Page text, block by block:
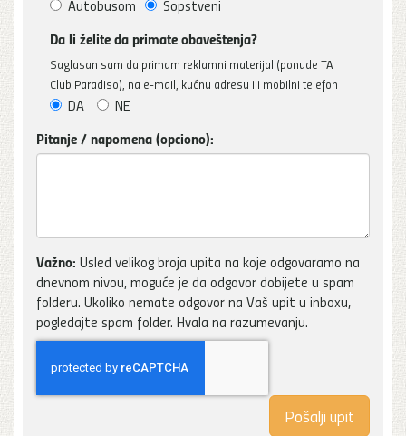
Autobusom Sopstveni
Da li želite da primate obaveštenja?
Saglasan sam da primam reklamni materijal (ponude TA
Club Paradiso), na e-mail, kućnu adresu ili mobilni telefon
DA NE
Pitanje / napomena (opciono):
Važno: Usled velikog broja upita na koje odgovaramo na
dnevnom nivou, moguće je da odgovor dobijete u spam
folderu. Ukoliko nemate odgovor na Vaš upit u inboxu,
pogledajte spam folder. Hvala na razumevanju.